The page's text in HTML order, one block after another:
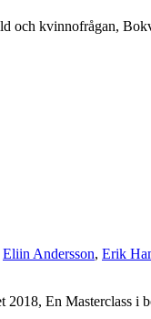
och kvinnofrågan,
Eliin Andersson, Erik
2018, En Masterclass i